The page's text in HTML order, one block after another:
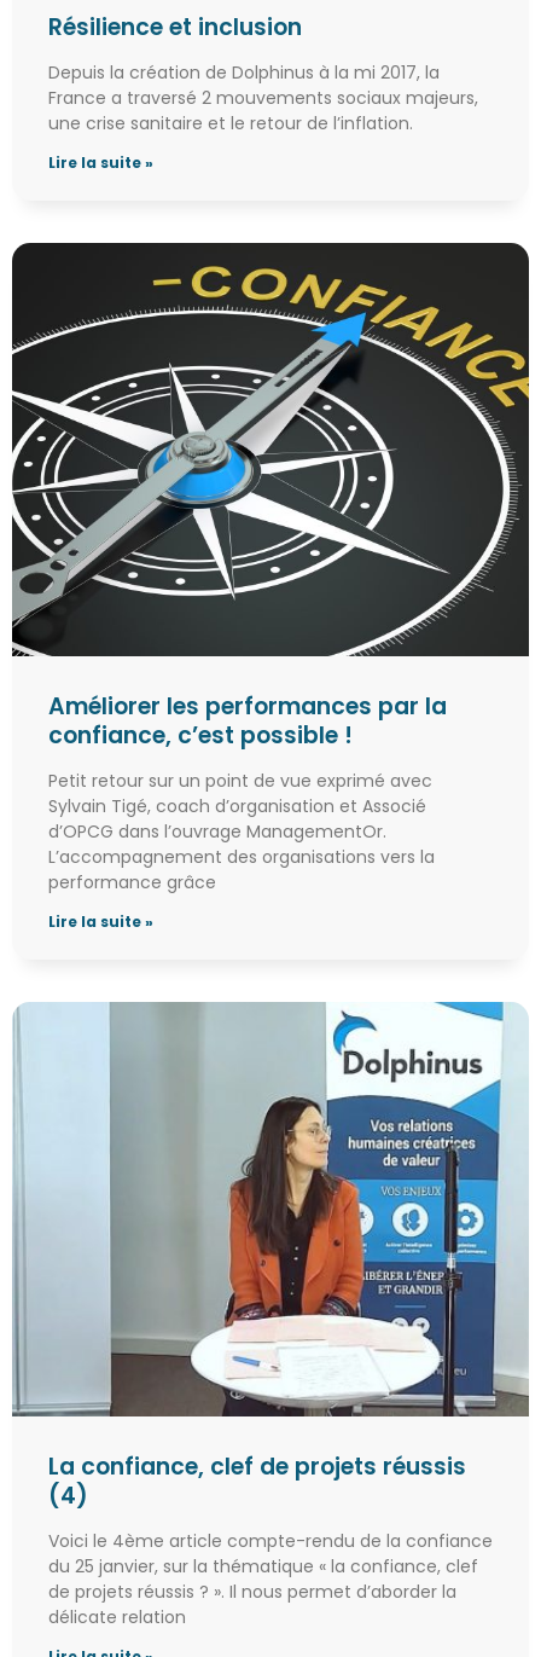
Résilience et inclusion
Depuis la création de Dolphinus à la mi 2017, la
France a traversé 2 mouvements sociaux majeurs,
une crise sanitaire et le retour de l’inflation.
Lire la suite »
Améliorer les performances par la
confiance, c’est possible !
Petit retour sur un point de vue exprimé avec
Sylvain Tigé, coach d’organisation et Associé
d’OPCG dans l’ouvrage ManagementOr.
L’accompagnement des organisations vers la
performance grâce
Lire la suite »
La confiance, clef de projets réussis
(4)
Voici le 4ème article compte-rendu de la confiance
du 25 janvier, sur la thématique « la confiance, clef
de projets réussis ? ». Il nous permet d’aborder la
délicate relation